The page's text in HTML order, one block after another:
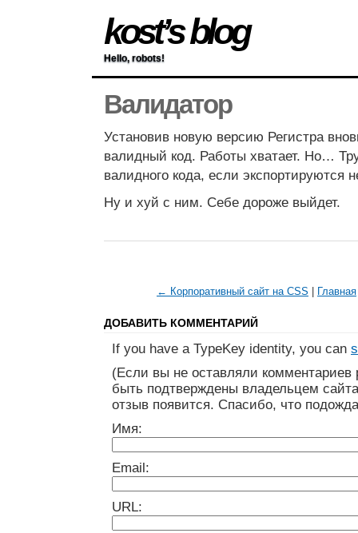
kost’s blog
Hello, robots!
Валидатор
Установив новую версию Регистра
валидный код. Работы хватает. Но…
валидного кода, если экспортируются
Ну и хуй с ним. Себе дороже выйдет.
← Корпоративный сайт на CSS Главная
ДОБАВИТЬ КОММЕНТАРИЙ
If you have a TypeKey identity, you can
(Если вы не оставляли
быть подтверждены владельцем
отзыв появится. Спасибо, что
Имя:
Email:
URL: